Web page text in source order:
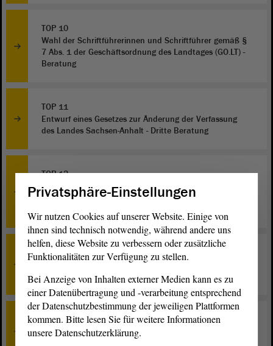
TOP 10
Wahl der Schriftführerinnen und Schriftführer gemäß §
7 Abs. 1 der Geschäftsordnung des Landtages (GO.LT) -
Beratung
TOP 11
Entwurf eines Gesetzes zur Änderung der Verfassung
des Landes Sachsen-Anhalt - Dritte Beratung
TOP 12
Entwurf eines Zweiten Gesetzes zur Änderung des
Kommunalwahlgesetzes für das Land Sachsen-Anhalt -
TOP 13
Entwurf eines Gesetzes zur Änderung des
Studentenwerksgesetzes - Zweite Beratung
TOP 14
Entwurf eines Gesetzes zur Sicherstellung der Qualität
Privatsphäre-Einstellungen
Wir nutzen Cookies auf unserer Website. Einige von
ihnen sind technisch notwendig, während andere uns
helfen, diese Website zu verbessern oder zusätzliche
Funktionalitäten zur Verfügung zu stellen.
Bei Anzeige von Inhalten externer Medien kann es zu
einer Datenübertragung und -verarbeitung entsprechend
der Datenschutzbestimmung der jeweiligen Plattformen
kommen. Bitte lesen Sie für weitere Informationen
unsere Datenschutzerklärung.